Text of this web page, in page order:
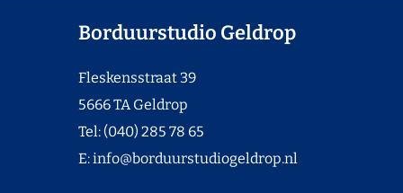
Borduurstudio Geldrop
Fleskensstraat 39
5666 TA Geldrop
Tel: (040) 285 78 65
E:info@borduurstudiogeldrop.nl